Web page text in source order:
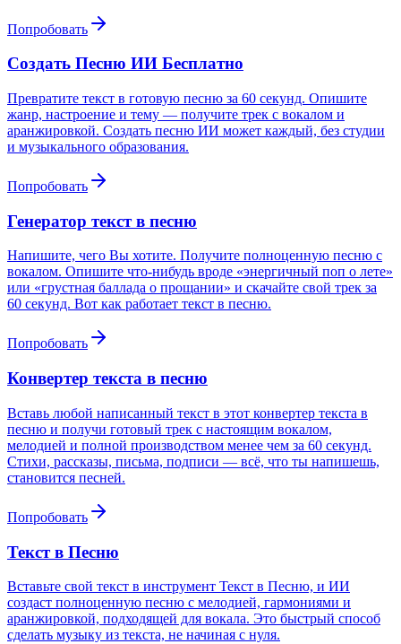
Попробовать
Создать Песню ИИ Бесплатно
Превратите текст в готовую песню за 60 секунд. Опишите
жанр, настроение и тему — получите трек с вокалом и
аранжировкой. Создать песню ИИ может каждый, без студии
и музыкального образования.
Попробовать
Генератор текст в песню
Напишите, чего Вы хотите. Получите полноценную песню с
вокалом. Опишите что-нибудь вроде «энергичный поп о лете»
или «грустная баллада о прощании» и скачайте свой трек за
60 секунд. Вот как работает текст в песню.
Попробовать
Конвертер текста в песню
Вставь любой написанный текст в этот конвертер текста в
песню и получи готовый трек с настоящим вокалом,
мелодией и полной производством менее чем за 60 секунд.
Стихи, рассказы, письма, подписи — всё, что ты напишешь,
становится песней.
Попробовать
Текст в Песню
Вставьте свой текст в инструмент Текст в Песню, и ИИ
создаст полноценную песню с мелодией, гармониями и
аранжировкой, подходящей для вокала. Это быстрый способ
сделать музыку из текста, не начиная с нуля.